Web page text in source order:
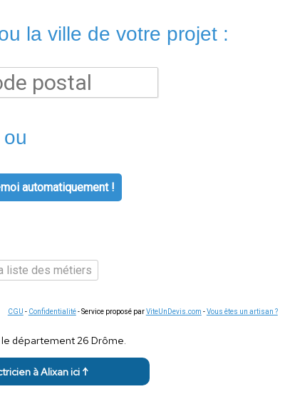
la ville de votre projet :
ou
automatiquement !
liste des métiers
CGU - Confidentialité- Service proposé parViteUnDevis.com -Vous êtes un artisan ?
département 26 Drôme.
à Alixan ici ↑